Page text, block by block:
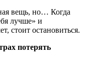
вещь, но… Когда
лучше» и
стоит остановиться.
потерять